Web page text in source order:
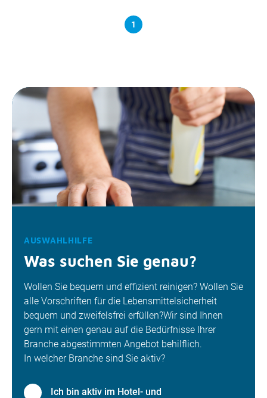
1
AUSWAHLHILFE
Was suchen Sie genau?
Wollen Sie bequem und effizient reinigen? Wollen Sie
alle Vorschriften für die Lebensmittelsicherheit
bequem und zweifelsfrei erfüllen?Wir sind Ihnen
gern mit einen genau auf die Bedürfnisse Ihrer
Branche abgestimmten Angebot behilflich.
In welcher Branche sind Sie aktiv?
Ich bin aktiv im Hotel- und